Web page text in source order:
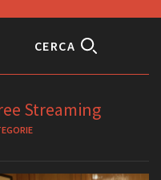
EVENTI, SPECIALI
Anteprime in Piemonte
TFI Torino Film Industry -
Production Days
Guarda che storia!
CERCA
Streaming